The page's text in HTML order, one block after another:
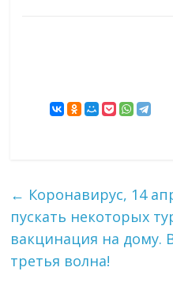
← Коронавирус, 14
пускать некоторых
вакцинация на дому.
третья волна!